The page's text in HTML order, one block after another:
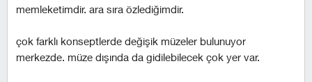
memleketimdir. ara sıra özlediğimdir.
çok farklı konseptlerde değişik müzeler bulunuyor
merkezde. müze dışında da gidilebilecek çok yer var.